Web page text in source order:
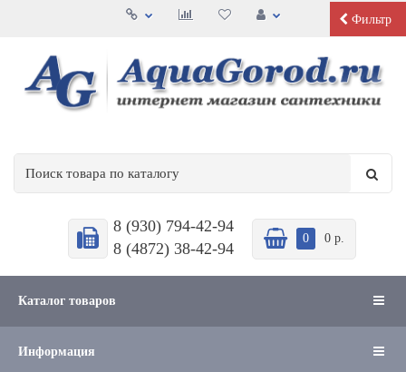
Фильтр
8 (930) 794-42-94
8 (4872) 38-42-94
0 0 р.
Каталог товаров
Информация